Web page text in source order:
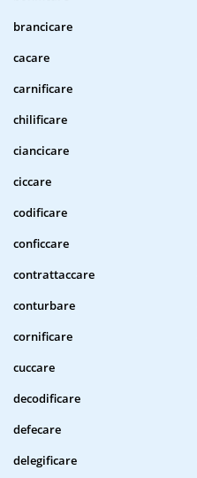
brancicare
cacare
carnificare
chilificare
ciancicare
ciccare
codificare
conficcare
contrattaccare
conturbare
cornificare
cuccare
decodificare
defecare
delegificare